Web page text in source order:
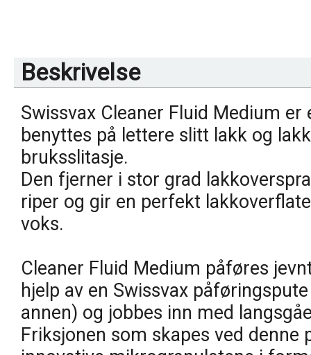
Beskrivelse
Swissvax Cleaner Fluid Medium
benyttes på lettere slitt lakk og
bruksslitasje.
Den fjerner i stor grad
riper og gir en perfekt
voks.
Cleaner Fluid Medium påføres
hjelp av en Swissvax
annen) og jobbes inn med
Friksjonen som skapes ved